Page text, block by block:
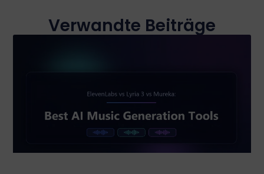
Verwandte Beiträge